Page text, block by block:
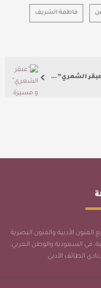
فاطمة الشريف
“عبقر الشعري” و مسيرة تتجدد بالعطاء و الإبداع
الأدبية والفنون البصرية
في السعودية والوطن العربي،
الطائف الأدبي.